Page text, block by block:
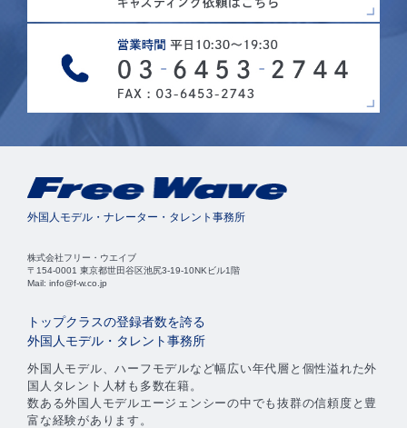
外国人モデル・ナレーター・タレント事務所
株式会社フリー・ウエイブ
〒154-0001 東京都世田谷区池尻3-19-10NKビル1階
Mail: info@f-w.co.jp
トップクラスの登録者数を誇る
外国人モデル・タレント事務所
外国人モデル、ハーフモデルなど幅広い年代層と個性溢れた外
国人タレント人材も多数在籍。
数ある外国人モデルエージェンシーの中でも抜群の信頼度と豊
富な経験があります。